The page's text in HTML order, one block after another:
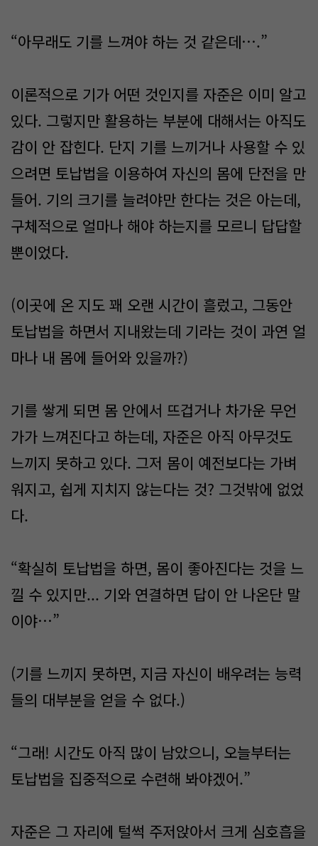
“아무래도 기를 느껴야 하는 것 같은데….”
이론적으로 기가 어떤 것인지를 자준은 이미 알고
있다. 그렇지만 활용하는 부분에 대해서는 아직도
감이 안 잡힌다. 단지 기를 느끼거나 사용할 수 있
으려면 토납법을 이용하여 자신의 몸에 단전을 만
들어. 기의 크기를 늘려야만 한다는 것은 아는데,
구체적으로 얼마나 해야 하는지를 모르니 답답할
뿐이었다.
(이곳에 온 지도 꽤 오랜 시간이 흘렀고, 그동안
토납법을 하면서 지내왔는데 기라는 것이 과연 얼
마나 내 몸에 들어와 있을까?)
기를 쌓게 되면 몸 안에서 뜨겁거나 차가운 무언
가가 느껴진다고 하는데, 자준은 아직 아무것도
느끼지 못하고 있다. 그저 몸이 예전보다는 가벼
워지고, 쉽게 지치지 않는다는 것? 그것밖에 없었
다.
“확실히 토납법을 하면, 몸이 좋아진다는 것을 느
낄 수 있지만... 기와 연결하면 답이 안 나온단 말
이야…”
(기를 느끼지 못하면, 지금 자신이 배우려는 능력
들의 대부분을 얻을 수 없다.)
“그래! 시간도 아직 많이 남았으니, 오늘부터는
토납법을 집중적으로 수련해 봐야겠어.”
자준은 그 자리에 털썩 주저앉아서 크게 심호흡을